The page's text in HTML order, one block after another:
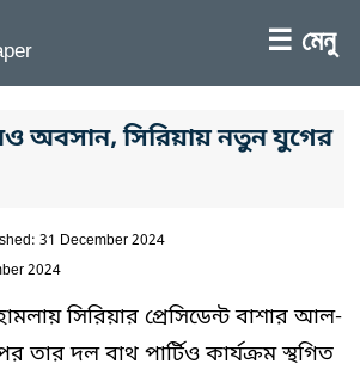
☰ মেনু
অবসান, সিরিয়ায় নতুন যুগের
31 December 2024
2024
সিরিয়ার প্রেসিডেন্ট বাশার আল-
দল বাথ পার্টিও কার্যক্রম স্থগিত